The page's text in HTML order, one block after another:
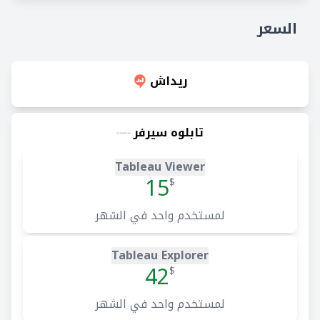
السعر
ريداش
تابلوه سيرفر
Tableau Viewer
$
15
لمستخدم واحد في الشهر
Tableau Explorer
$
42
لمستخدم واحد في الشهر